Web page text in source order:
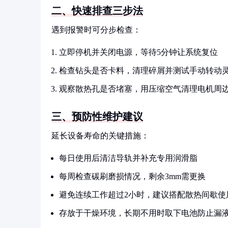
二、快速排查三步法
遇到报警时可分步检查：
立即停机并关闭电源，等待5分钟让系统复位
检查钻头是否卡料，清理碎屑并测试手动转动
观察散热孔是否堵塞，用压缩空气清理电机周
三、预防性维护建议
延长设备寿命的关键措施：
每日使用后清洁导轨并补充专用润滑脂
每周检查碳刷磨损情况，剩余3mm需更换
避免连续工作超过2小时，建议搭配散热间歇使
存放于干燥环境，长期不用时取下电池防止漏